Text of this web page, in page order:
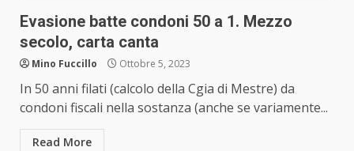
Evasione batte condoni 50 a 1. Mezzo
secolo, carta canta
Mino Fuccillo Ottobre 5, 2023
In 50 anni filati (calcolo della Cgia di Mestre) da
condoni fiscali nella sostanza (anche se variamente...
Read More